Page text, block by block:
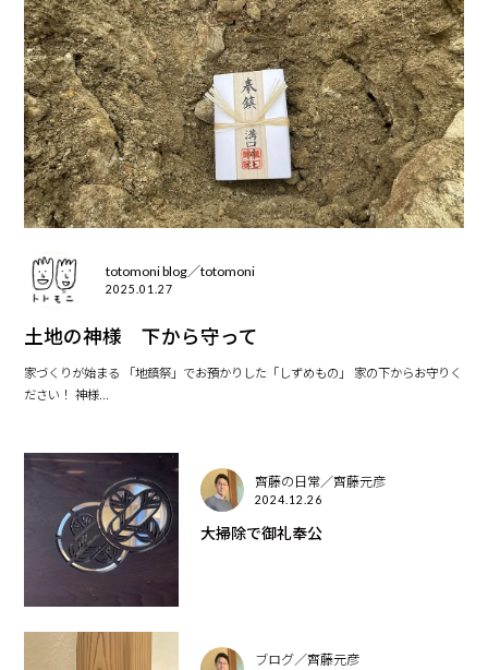
totomoni blog／totomoni
2025.01.27
土地の神様 下から守って
家づくりが始まる 「地鎮祭」でお預かりした「しずめもの」 家の下からお守りく
ださい！ 神様...
齊藤の日常／齊藤元彦
2024.12.26
大掃除で御礼奉公
ブログ／齊藤元彦